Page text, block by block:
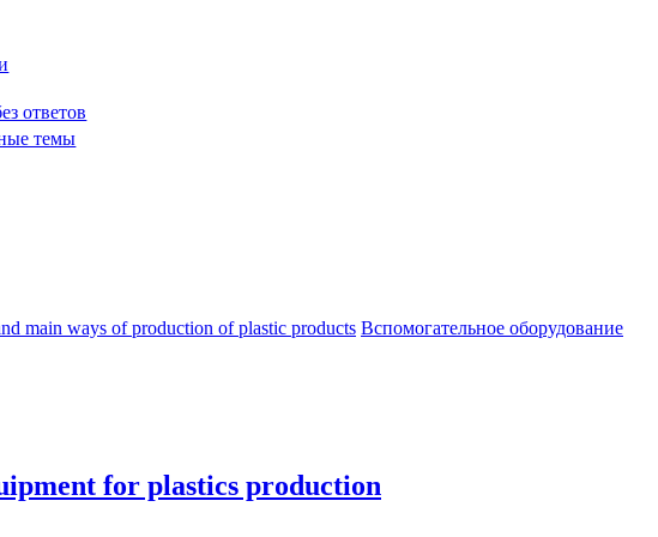
ответов
темы
main ways of production of plastic products Вспомогательное оборудование
for plastics production